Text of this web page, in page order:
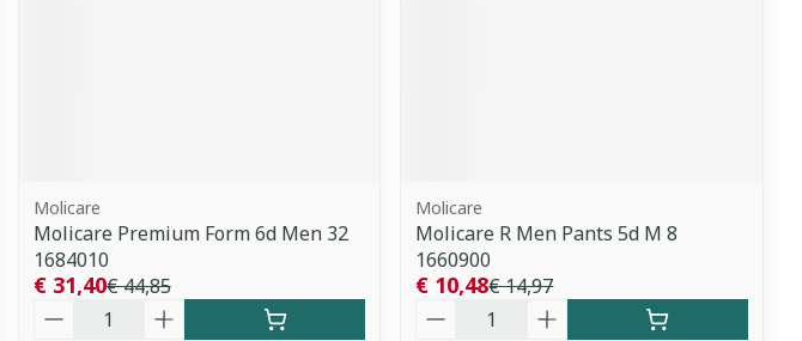
Molicare
Molicare Premium Form 6d Men 32
1684010
€ 44,85
€ 31,40
Molicare
Molicare R Men Pants 5d M 8
1660900
€ 14,97
€ 10,48